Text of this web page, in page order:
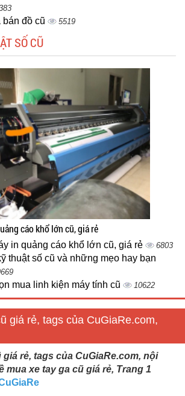
đồ cũ 5519
SỐ CŨ
cáo khổ lớn cũ, giá rẻ
in quảng cáo khổ lớn cũ, giá rẻ 6803
thuật số cũ và những mẹo hay bạn
mua linh kiện máy tính cũ 10622
giá rẻ, tags của CuGiaRe.com,
giá rẻ, tags của CuGiaRe.com, nội
mua xe tay ga cũ giá rẻ, Trang 1